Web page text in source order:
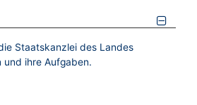
Staatskanzlei des Landes
und ihre Aufgaben.
ODER ZULETZT ANGESEHENE